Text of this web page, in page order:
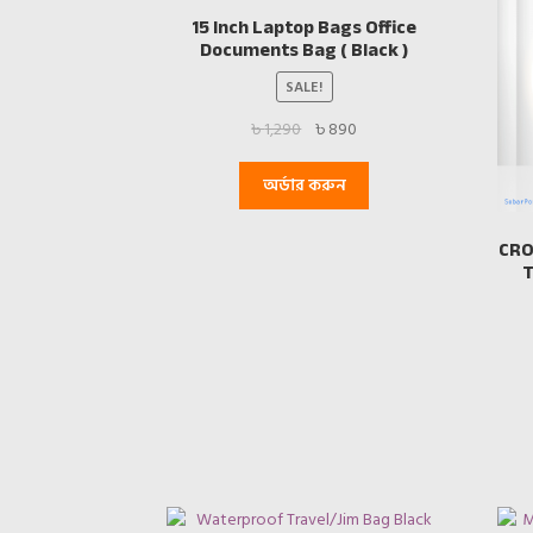
15 Inch Laptop Bags Office
Documents Bag ( Black )
SALE!
৳1,290 Original
was:
৳ 1,290.
৳890Current
৳ 890.
অর্ডার করুন